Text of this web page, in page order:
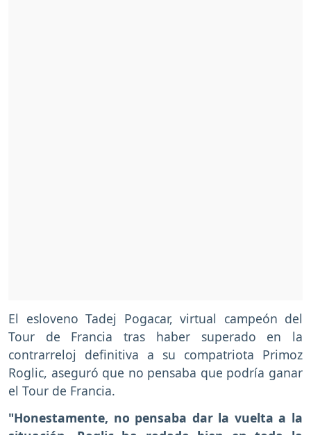
El esloveno Tadej Pogacar, virtual campeón del
Tour de Francia tras haber superado en la
contrarreloj definitiva a su compatriota Primoz
Roglic, aseguró que no pensaba que podría ganar
el Tour de Francia.
"Honestamente, no pensaba dar la vuelta a la